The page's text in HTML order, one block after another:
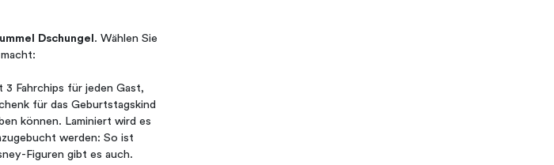
Dschungel. Wählen Sie
Fahrchips für jeden Gast,
für das Geburtstagskind
können. Laminiert wird es
werden: So ist
Figuren gibt es auch.